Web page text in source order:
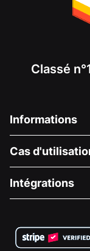
Classé
Informations
À propos de nous
Carrières
Confidentialité
Cas
Collecte de
Collecte de
Intégrations
Plugin de don